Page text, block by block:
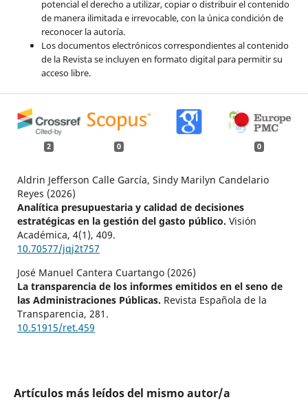
potencial el derecho a utilizar, copiar o distribuir el contenido
de manera ilimitada e irrevocable, con la única condición de
reconocer la autoría.
Los documentos electrónicos correspondientes al contenido
de la Revista se incluyen en formato digital para permitir su
acceso libre.
2 0 0
Aldrin Jefferson Calle García, Sindy Marilyn Candelario
Reyes (2026)
Analítica presupuestaria y calidad de decisiones
estratégicas en la gestión del gasto público. Visión
Académica, 4(1), 409.
10.70577/jqj2t757
José Manuel Cantera Cuartango (2026)
La transparencia de los informes emitidos en el seno de
las Administraciones Públicas. Revista Española de la
Transparencia, 281.
10.51915/ret.459
Artículos más leídos del mismo autor/a